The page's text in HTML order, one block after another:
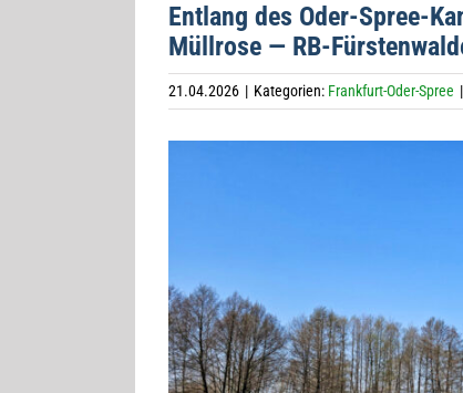
Ent­lang des Oder-Spree-
Müll­rose — RB-
21.04.2026 | Kategorien: Frankfurt-Oder-Spree |